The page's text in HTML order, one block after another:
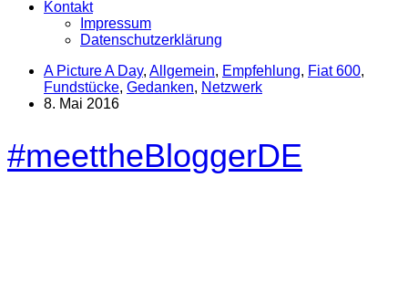
Kontakt
Impressum
Datenschutzerklärung
A Picture A Day, Allgemein, Empfehlung, Fiat 600,
Fundstücke, Gedanken, Netzwerk
8. Mai 2016
#meettheBloggerDE